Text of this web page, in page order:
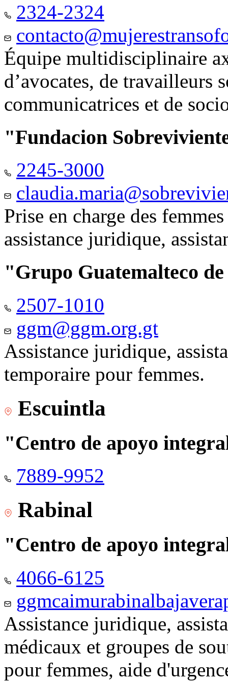
2324-2324
Équipe multidisciplinaire
d’avocates, de travailleurs
communicatrices et de
"Fundacion
2245-3000
Prise en charge des
assistance juridique,
"Grupo Guatemalteco
2507-1010
ggm@ggm.org.gt
Assistance juridique,
temporaire pour femmes.
Escuintla
"Centro de apoyo
7889-9952
Rabinal
"Centro de apoyo
4066-6125
Assistance juridique,
médicaux et groupes de
pour femmes, aide